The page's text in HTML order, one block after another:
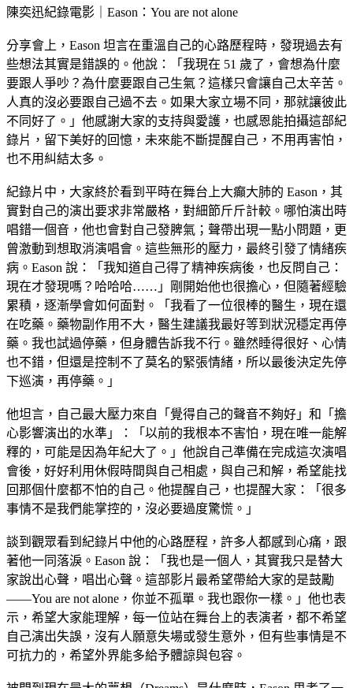
陳奕迅紀錄電影｜Eason：You are not alone
分享會上，Eason 坦言在重溫自己的心路歷程時，發現過去有
些想法其實是錯誤的。他說：「我現在 51 歲了，會想為什麼
要跟人爭吵？為什麼要跟自己生氣？這樣只會讓自己太辛苦。
人真的沒必要跟自己過不去。如果大家立場不同，那就讓彼此
不同好了。」他感謝大家的支持與愛護，也感恩能拍攝這部紀
錄片，留下美好的回憶，未來能不斷提醒自己，不用再害怕，
也不用糾結太多。
紀錄片中，大家終於看到平時在舞台上大癲大肺的 Eason，其
實對自己的演出要求非常嚴格，對細節斤斤計較。哪怕演出時
唱錯一個音，他也會對自己發脾氣；聲帶出現一點小問題，更
曾激動到想取消演唱會。這些無形的壓力，最終引發了情緒疾
病。Eason 說：「我知道自己得了精神疾病後，也反問自己：
現在才發現嗎？哈哈哈……」剛開始他也很擔心，但隨著經驗
累積，逐漸學會如何面對。「我看了一位很棒的醫生，現在還
在吃藥。藥物副作用不大，醫生建議我最好等到狀況穩定再停
藥。我也試過停藥，但身體告訴我不行。雖然睡得很好、心情
也不錯，但還是控制不了莫名的緊張情緒，所以最後決定先停
下巡演，再停藥。」
他坦言，自己最大壓力來自「覺得自己的聲音不夠好」和「擔
心影響演出的水準」：「以前的我根本不害怕，現在唯一能解
釋的，可能是因為年紀大了。」他說自己準備在完成這次演唱
會後，好好利用休假時間與自己相處，與自己和解，希望能找
回那個什麼都不怕的自己。他提醒自己，也提醒大家：「很多
事情不是我們能掌控的，沒必要過度驚慌。」
談到觀眾看到紀錄片中他的心路歷程，許多人都感到心痛，跟
著他一同落淚。Eason 說：「我也是一個人，其實我只是替大
家說出心聲，唱出心聲。這部影片最希望帶給大家的是鼓勵
——You are not alone，你並不孤單。我也跟你一樣。」他也表
示，希望大家能理解，每一位站在舞台上的表演者，都不希望
自己演出失誤，沒有人願意失場或發生意外，但有些事情是不
可抗力的，希望外界能多給予體諒與包容。